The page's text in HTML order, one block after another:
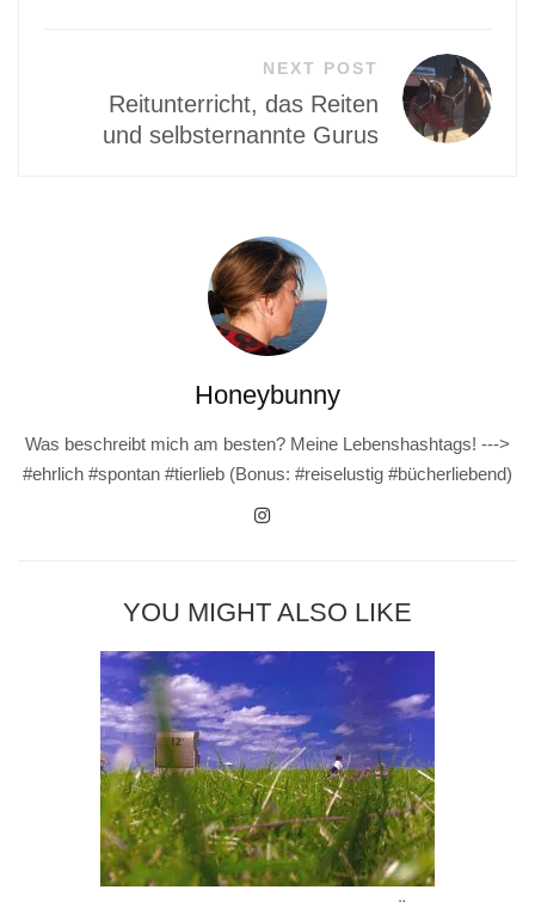
NEXT POST
Reitunterricht, das Reiten
und selbsternannte Gurus
Honeybunny
Was beschreibt mich am besten? Meine Lebenshashtags! --->
#ehrlich #spontan #tierlieb (Bonus: #reiselustig #bücherliebend)
YOU MIGHT ALSO LIKE